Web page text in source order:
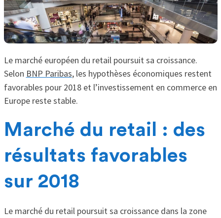
Le marché européen du retail poursuit sa croissance.
Selon BNP Paribas, les hypothèses économiques restent
favorables pour 2018 et l’investissement en commerce en
Europe reste stable.
Marché du retail : des
résultats favorables
sur 2018
Le marché du retail poursuit sa croissance dans la zone